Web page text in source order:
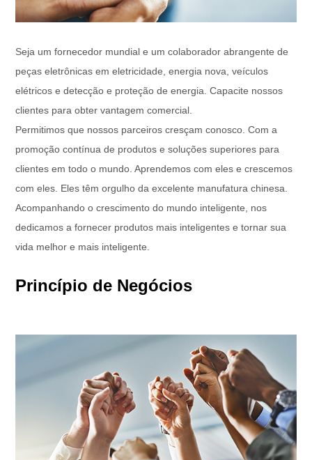
Seja um fornecedor mundial e um colaborador abrangente de
peças eletrônicas em eletricidade, energia nova, veículos
elétricos e detecção e proteção de energia. Capacite nossos
clientes para obter vantagem comercial.
Permitimos que nossos parceiros cresçam conosco. Com a
promoção contínua de produtos e soluções superiores para
clientes em todo o mundo. Aprendemos com eles e crescemos
com eles. Eles têm orgulho da excelente manufatura chinesa.
Acompanhando o crescimento do mundo inteligente, nos
dedicamos a fornecer produtos mais inteligentes e tornar sua
vida melhor e mais inteligente.
Princípio de Negócios